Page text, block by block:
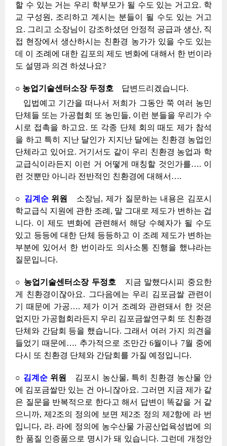
할 수 있는 거는 우리 학부모가 될 수도 있는 거고요. 학
교 구성원, 조리하고 계시는 분들이 될 수도 있는 거고
요. 그리고 소장님이 강조하셨던 안정적 공급과 생산, 직
접 현장에서 생산하시는 친환경 농가가 있을 수도 있는
데 이 조례에 대한 김포의 제도 변화에 대해서 한 번이라
도 설명과 의견 하셨나요?
○ 농업기술센터소장 두정호
답변드리겠습니다.
입법예고 기간을 떠나서 저희가 그동안 쭉 여러 농민
단체들 또는 가공협회 또 농민들, 이런 분들을 우리가 수
시로 접촉을 하고요. 또 각종 단체 회의 때도 제가 참석
을 하고 특히 지난 달인가 지지난 달에는 친환경 농업인
단체라고 있어요. 거기서도 같이 우리 친환경 농업과 학
교급식이라든지 이런 거 어떻게 매칭할 것인가를…. 이
런 것뿐만 아니라 전반적인 친환경에 대해서….
○ 김계순위원
소장님, 제가 질문하는 내용은 김포시
학교급식 지원에 관한 조례, 말 그대로 제도가 변하는 겁
니다. 이 제도 변화에 관련해서 해당 수혜자가 될 수도
있고 등등에 대한 단체 등등하고 이 조례 제도가 변하는
부분에 있어서 한 번이라도 의사소통 진행을 했냐라는
질문입니다.
○ 농업기술센터소장 두정호
지금 말했다시피 중요한
게 친환경이잖아요. 그다음에는 우리 김포금쌀 관련이
기 때문에 가공…. 제가 이거 조례와 관련돼서 한 것은
없지만 가공협회라든지 우리 김포금쌀연구회 또 친환경
단체와 간담회 등을 했습니다. 그래서 여러 가지 의견을
들었기 때문에…. 추가적으로 조만간 6월이나 7월 중에
다시 또 친환경 단체와 간담회를 가질 예정입니다.
○ 김계순 위원
김포시 농산물, 특히 친환경 농산물 안
에 김포금쌀만 있는 건 아니잖아요. 그러면 지금 제가 같
은 질문을 반복적으로 한다고 해서 답변이 똑같을 거 같
으니까, 제2조의 정의에 보면 제2조 정의 제2항에 라 번
입니다, 라. 라에 정의에 농수산물 가공산업육성법에 의
한 품질 인증품으로 명시가 돼 있습니다. 그런데 개정안